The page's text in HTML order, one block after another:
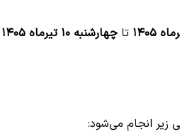
تا چهارشنبه ۱۰ تیرماه ۱۴۰۵
زیر انجام می‌شود: